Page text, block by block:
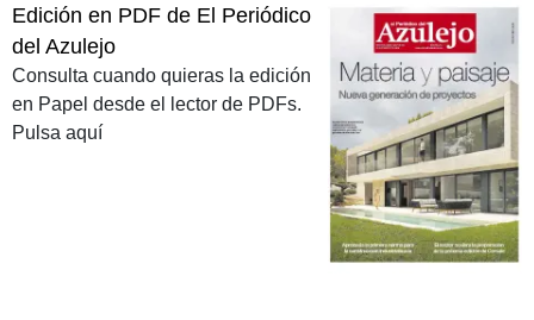
Edición en PDF de El Periódico
del Azulejo
Consulta cuando quieras la edición
en Papel desde el lector de PDFs.
Pulsa aquí